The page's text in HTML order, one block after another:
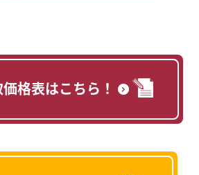
格表はこちら！